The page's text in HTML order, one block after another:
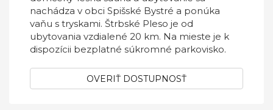
nachádza v obci Spišské Bystré a ponúka
vaňu s tryskami. Štrbské Pleso je od
ubytovania vzdialené 20 km. Na mieste je k
dispozícii bezplatné súkromné parkovisko.
OVERIŤ DOSTUPNOSŤ